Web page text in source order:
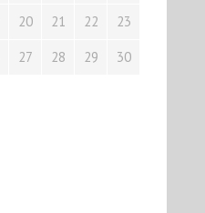
20 21 22 23
27 28 29 30